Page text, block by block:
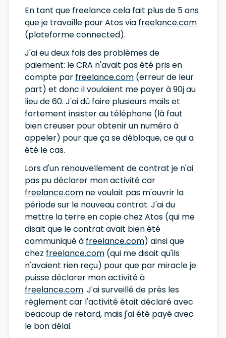
En tant que freelance cela fait plus de 5 ans
que je travaille pour Atos via freelance.com
(plateforme connected).
J'ai eu deux fois des problèmes de
paiement: le CRA n'avait pas été pris en
compte par freelance.com (erreur de leur
part) et donc il voulaient me payer à 90j au
lieu de 60. J'ai dû faire plusieurs mails et
fortement insister au téléphone (là faut
bien creuser pour obtenir un numéro à
appeler) pour que ça se débloque, ce qui a
été le cas.
Lors d'un renouvellement de contrat je n'ai
pas pu déclarer mon activité car
freelance.com ne voulait pas m'ouvrir la
période sur le nouveau contrat. J'ai du
mettre la terre en copie chez Atos (qui me
disait que le contrat avait bien été
communiqué à freelance.com) ainsi que
chez freelance.com (qui me disait qu'ils
n'avaient rien reçu) pour que par miracle je
puisse déclarer mon activité à
freelance.com. J'ai surveillé de près les
règlement car l'activité était déclaré avec
beacoup de retard, mais j'ai été payé avec
le bon délai.